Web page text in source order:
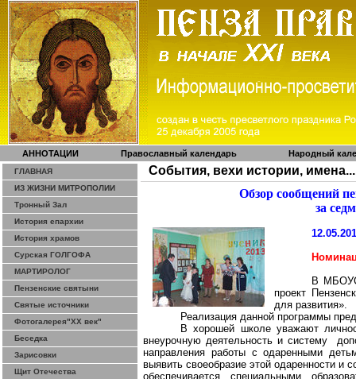
АННОТАЦИИ Православный календарь Народный
ГЛАВНАЯ
ИЗ ЖИЗНИ МИТРОПОЛИИ
Тронный Зал
История епархии
История храмов
Сурская ГОЛГОФА
МАРТИРОЛОГ
Пензенские святыни
Святые источники
Фотогалерея"ХХ век"
Беседка
Зарисовки
Щит Отечества
События, вехи истории, имена...
Обзор сообщений
за
В
проект
для развития».
Реализация данной программы
В хорошей школе уважают
внеурочную деятельность и систему
направления работы с одаренными
выявить своеобразие этой одаренности и
обеспечивается специальными